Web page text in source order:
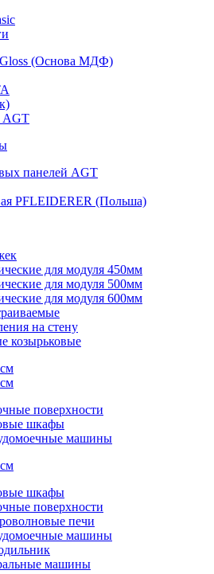
(Основа МДФ)
AGT
панелей AGT
PFLEIDERER (Польша)
для модуля 450мм
для модуля 500мм
для модуля 600мм
на стену
козырьковые
поверхности
шкафы
машины
шкафы
поверхности
печи
машины
машины